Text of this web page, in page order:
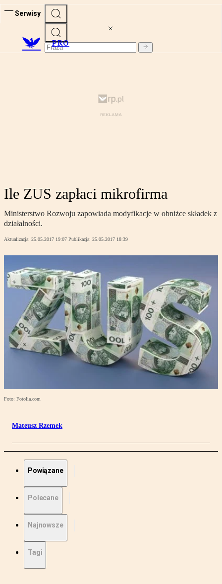
Serwisy
PRO
Ile ZUS zapłaci mikrofirma
Ministerstwo Rozwoju zapowiada modyfikacje w obniżce składek z
działalności.
Aktualizacja: 25.05.2017 19:07 Publikacja: 25.05.2017 18:39
Foto: Fotolia.com
Mateusz Rzemek
Powiązane
Polecane
Najnowsze
Tagi